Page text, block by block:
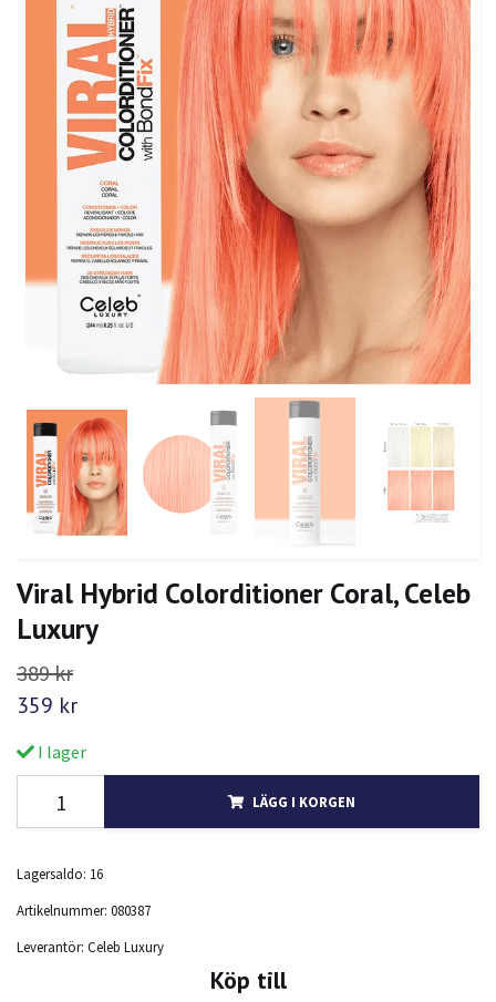
Viral Hybrid Colorditioner Coral, Celeb
Luxury
389 kr
359 kr
I lager
LÄGG I KORGEN
Lagersaldo: 16
Artikelnummer: 080387
Leverantör: Celeb Luxury
Köp till